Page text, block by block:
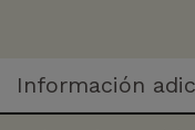
Información